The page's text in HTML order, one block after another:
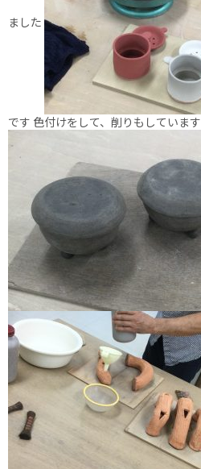
ました
です 色付けをして、削りもしています